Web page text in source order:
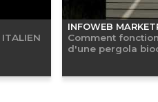
INFOWEB
Comment
d'une pergola